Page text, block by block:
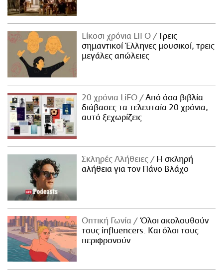
Είκοσι χρόνια LIFO
Tρεις
σημαντικοί Έλληνες μουσικοί, τρεις
μεγάλες απώλειες
20 χρόνια LiFO
Από όσα βιβλία
διάβασες τα τελευταία 20 χρόνια,
αυτό ξεχωρίζεις
Σκληρές Αλήθειες
H σκληρή
αλήθεια για τον Πάνο Βλάχο
Οπτική Γωνία
Όλοι ακολουθούν
τους influencers. Και όλοι τους
περιφρονούν.